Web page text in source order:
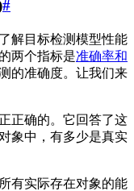
#
解目标检测模型性能
两个指标是准确率和
的准确度。让我们来
正确的。它回答了这
象中，有多少是真实
有实际存在对象的能